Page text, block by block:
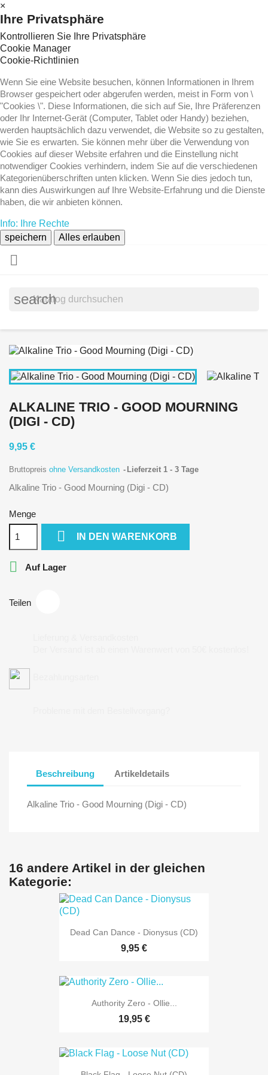
×
Ihre Privatsphäre
Kontrollieren Sie Ihre Privatsphäre
Cookie Manager
Cookie-Richtlinien
Wenn Sie eine Website besuchen, können Informationen in Ihrem
Browser gespeichert oder abgerufen werden, meist in Form von \
"Cookies \". Diese Informationen, die sich auf Sie, Ihre Präferenzen
oder Ihr Internet-Gerät (Computer, Tablet oder Handy) beziehen,
werden hauptsächlich dazu verwendet, die Website so zu gestalten,
wie Sie es erwarten. Sie können mehr über die Verwendung von
Cookies auf dieser Website erfahren und die Einstellung nicht
notwendiger Cookies verhindern, indem Sie auf die verschiedenen
Kategorienüberschriften unten klicken. Wenn Sie dies jedoch tun,
kann dies Auswirkungen auf Ihre Website-Erfahrung und die Dienste
haben, die wir anbieten können.
Info: Ihre Rechte
speichern
Alles erlauben

search
ALKALINE TRIO - GOOD MOURNING
(DIGI - CD)
9,95 €
Bruttopreis ohne Versandkosten Lieferzeit 1 - 3 Tage
Alkaline Trio - Good Mourning (Digi - CD)
Menge
 IN DEN WARENKORB
 Auf Lager
Teilen
Beschreibung Artikeldetails
Alkaline Trio - Good Mourning (Digi - CD)
16 andere Artikel in der gleichen
Kategorie:
Dead Can Dance - Dionysus (CD)
9,95 €
Authority Zero - Ollie...
19,95 €